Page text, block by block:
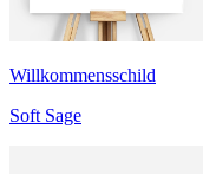
Willkommensschild
Soft Sage